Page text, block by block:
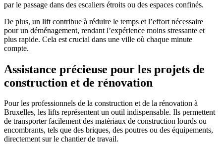
par le passage dans des escaliers étroits ou des espaces confinés.
De plus, un lift contribue à réduire le temps et l’effort nécessaire
pour un déménagement, rendant l’expérience moins stressante et
plus rapide. Cela est crucial dans une ville où chaque minute
compte.
Assistance précieuse pour les projets de
construction et de rénovation
Pour les professionnels de la construction et de la rénovation à
Bruxelles, les lifts représentent un outil indispensable. Ils permettent
de transporter facilement des matériaux de construction lourds ou
encombrants, tels que des briques, des poutres ou des équipements,
directement sur le chantier de travail.